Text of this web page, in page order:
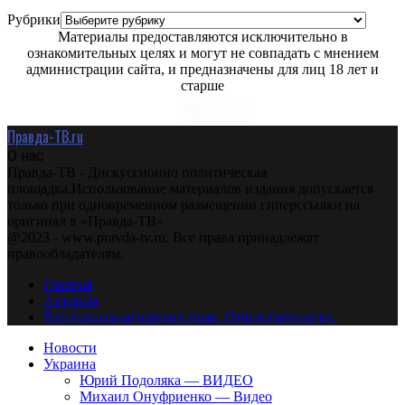
Рубрики
Материалы предоставляются исключительно в
ознакомительных целях и могут не совпадать с мнением
администрации сайта, и предназначены для лиц 18 лет и
старше
Правда-ТВ.ru
О нас
Правда-ТВ - Дискуссионно политическая
площадка.Использование материалов издания допускается
только при одновременном размещении гиперссылки на
оригинал в «Правда-ТВ»
@2023 - www.pravda-tv.ru. Все права принадлежат
правообладателям.
Главная
Авторам
Владельцам авторских прав. Ответственности.
Новости
Украина
Юрий Подоляка — ВИДЕО
Михаил Онуфриенко — Видео